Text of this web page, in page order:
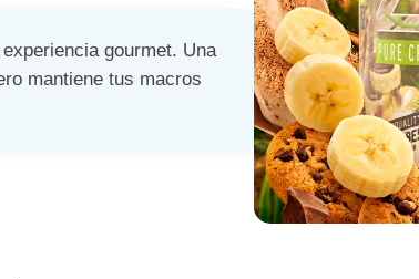
gourmet. Una
mantiene tus macros